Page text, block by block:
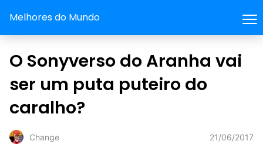
Melhores do Mundo
O Sonyverso do Aranha vai
ser um puta puteiro do
caralho?
Change 21/06/2017